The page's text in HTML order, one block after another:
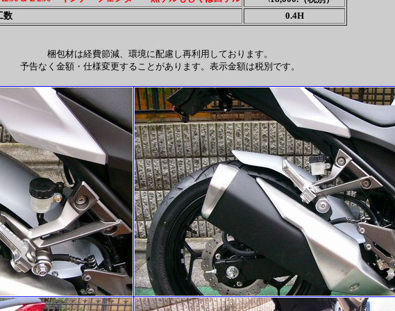
0.4H
梱包材は経費節減、環境に配慮し再利用しております。
予告なく金額・仕様変更することがあります。表示金額は税別です。